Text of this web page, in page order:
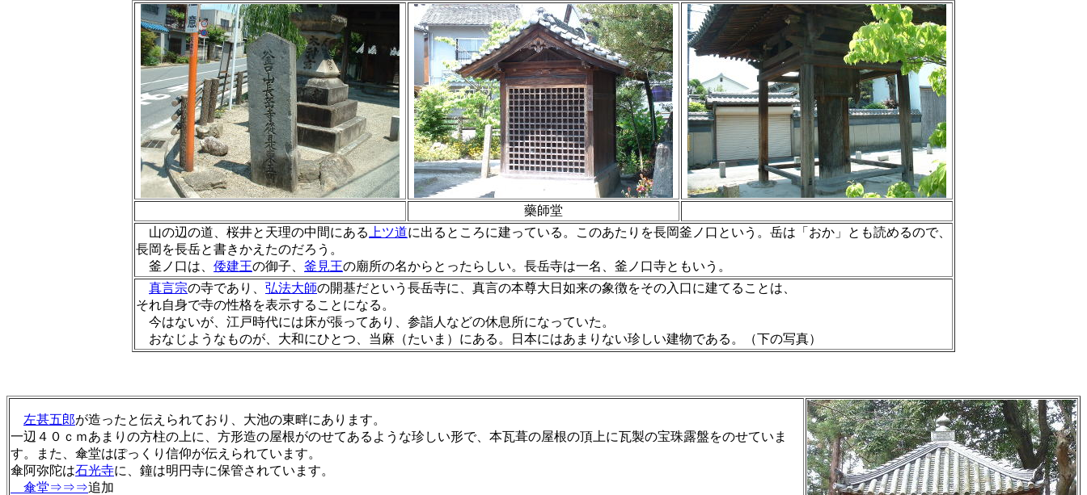
藥師堂
山の辺の道、桜井と天理の中間にある 上ツ道に出るところに建っている。このあたりを長岡釜ノ口という。岳は「おか」とも読めるので、
長岡を長岳と書きかえたのだろう。
釜ノ口は、 倭建王の御子、 釜見王の廟所の名からとったらしい。長岳寺は一名、釜ノ口寺ともいう。
真言宗の寺であり、 弘法大師の開基だという長岳寺に、真言の本尊大日如来の象徴をその入口に建てることは、
それ自身で寺の性格を表示することになる。
今はないが、江戸時代には床が張ってあり、参詣人などの休息所になっていた。
おなじようなものが、大和にひとつ、当麻（たいま）にある。日本にはあまりない珍しい建物である。（下の写真）
左甚五郎が造ったと伝えられており、大池の東畔にあります。
一辺４０ｃｍあまりの方柱の上に、方形造の屋根がのせてあるような珍しい形で、本瓦葺の屋根の頂上に瓦製の宝珠露盤をのせていま
す。また、傘堂はぽっくり信仰が伝えられています。
傘阿弥陀は石光寺に、鐘は明円寺に保管されています。
傘堂⇒⇒⇒追加